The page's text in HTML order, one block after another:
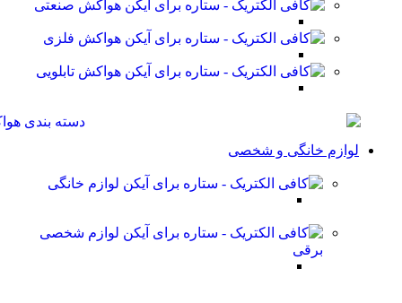
هواکش صنعتی
هواکش فلزی
هواکش تابلویی
لوازم خانگی و شخصی
لوازم خانگی
لوازم شخصی
برقی